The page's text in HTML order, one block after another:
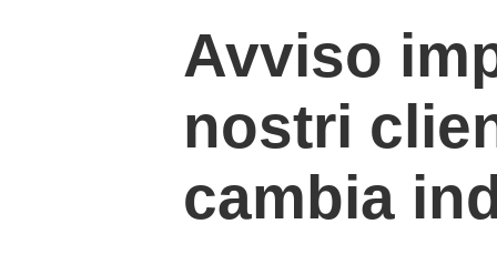
Avviso
nostri
cambia